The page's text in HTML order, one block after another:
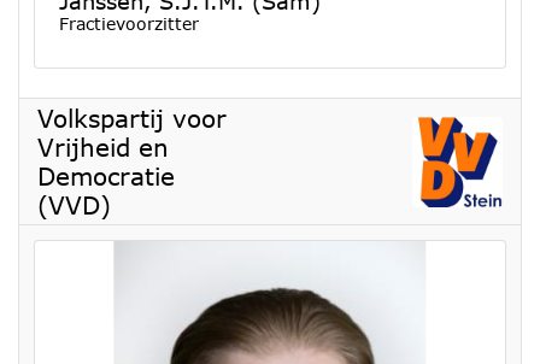
Fractievoorzitter
Volkspartij voor
Vrijheid en
Democratie
(VVD)